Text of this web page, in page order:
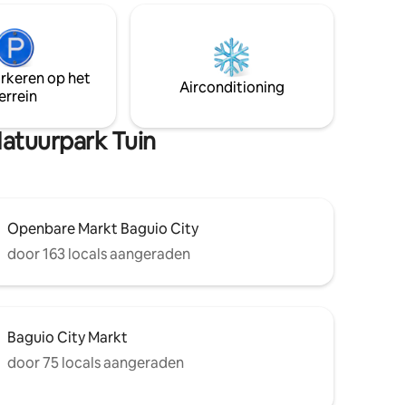
van
🌲🌲
moeten vooraf op de hoogte zijn. Dit is
om het comfort en genot van onze
gasten te waarborgen. De
accommodatie beschikt over een kas,
koude lucht van Baguio.
op het
Airconditioning
Tuin
Openbare Markt Baguio City
door 163 locals aangeraden
Baguio City Markt
door 75 locals aangeraden